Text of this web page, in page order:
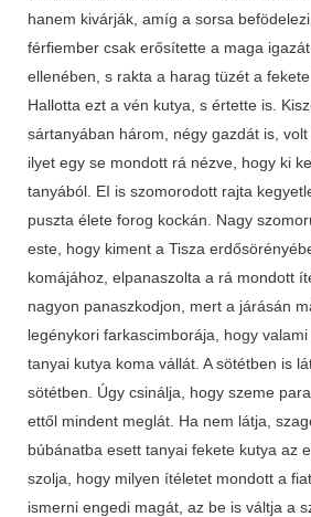
hanem kivárják, amíg a sorsa
férfiember csak erősítette a maga
ellenében, s rakta a harag tüzét a
Hallotta ezt a vén kutya, s értette is.
sártanyában három, négy gazdát is,
ilyet egy se mondott rá nézve, hogy ki
tanyából. EI is szomorodott rajta
puszta élete forog kockán. Nagy
este, hogy kiment a Tisza
komájához, elpanaszolta a rá mondott
nagyon panaszkodjon, mert a járásán
legénykori farkascimborája, hogy
tanyai kutya koma vállát. A sötétben is
sötétben. Úgy csinálja, hogy szeme
ettől mindent meglát. Ha nem látja,
búbánatba esett tanyai fekete kutya az
szolja, hogy milyen ítéletet mondott a
ismerni engedi magát, az be is váltja a